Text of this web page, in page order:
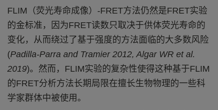
FLIM （荧光寿命成像） -FRET方法仍然是FRET实验
的金标准，因为FRET读数只取决于供体荧光寿命的
变化，从而绕过了基于强度的方法面临的大多数风险
(Padilla-Parra and Tramier2012, AlgarWR et al.
2019)。然而，FLIM实验的复杂性使得这种基于FLIM
的FRET分析方法长期局限在擅长生物物理的一些科
学家群体中被使用。